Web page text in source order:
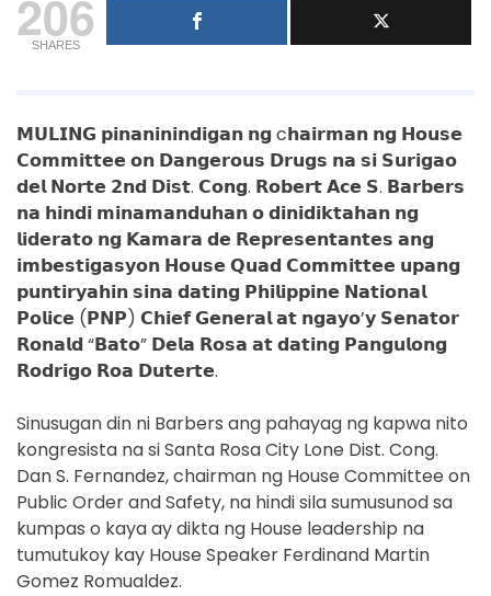
206
SHARES
𝗠𝗨𝗟𝗜𝗡𝗚 𝗽𝗶𝗻𝗮𝗻𝗶𝗻𝗶𝗻𝗱𝗶𝗴𝗮𝗻 𝗻𝗴 c𝗵𝗮𝗶𝗿𝗺𝗮𝗻 𝗻𝗴 𝗛𝗼𝘂𝘀𝗲
𝗖𝗼𝗺𝗺𝗶𝘁𝘁𝗲𝗲 𝗼𝗻 𝗗𝗮𝗻𝗴𝗲𝗿𝗼𝘂𝘀 𝗗𝗿𝘂𝗴𝘀 𝗻𝗮 𝘀𝗶 𝗦𝘂𝗿𝗶𝗴𝗮𝗼
𝗱𝗲𝗹 𝗡𝗼𝗿𝘁𝗲 𝟮𝗻𝗱 𝗗𝗶𝘀𝘁. 𝗖𝗼𝗻𝗴. 𝗥𝗼𝗯𝗲𝗿𝘁 𝗔𝗰𝗲 𝗦. 𝗕𝗮𝗿𝗯𝗲𝗿𝘀
𝗻𝗮 𝗵𝗶𝗻𝗱𝗶 𝗺𝗶𝗻𝗮𝗺𝗮𝗻𝗱𝘂𝗵𝗮𝗻 𝗼 𝗱𝗶𝗻𝗶𝗱𝗶𝗸𝘁𝗮𝗵𝗮𝗻 𝗻𝗴
𝗹𝗶𝗱𝗲𝗿𝗮𝘁𝗼 𝗻𝗴 𝗞𝗮𝗺𝗮𝗿𝗮 𝗱𝗲 𝗥𝗲𝗽𝗿𝗲𝘀𝗲𝗻𝘁𝗮𝗻𝘁𝗲𝘀 𝗮𝗻𝗴
𝗶𝗺𝗯𝗲𝘀𝘁𝗶𝗴𝗮𝘀𝘆𝗼𝗻 𝗛𝗼𝘂𝘀𝗲 𝗤𝘂𝗮𝗱 𝗖𝗼𝗺𝗺𝗶𝘁𝘁𝗲𝗲 𝘂𝗽𝗮𝗻𝗴
𝗽𝘂𝗻𝘁𝗶𝗿𝘆𝗮𝗵𝗶𝗻 𝘀𝗶𝗻𝗮 𝗱𝗮𝘁𝗶𝗻𝗴 𝗣𝗵𝗶𝗹𝗶𝗽𝗽𝗶𝗻𝗲 𝗡𝗮𝘁𝗶𝗼𝗻𝗮𝗹
𝗣𝗼𝗹𝗶𝗰𝗲 (𝗣𝗡𝗣) 𝗖𝗵𝗶𝗲𝗳 𝗚𝗲𝗻𝗲𝗿𝗮𝗹 𝗮𝘁 𝗻𝗴𝗮𝘆𝗼’𝘆 𝗦𝗲𝗻𝗮𝘁𝗼𝗿
𝗥𝗼𝗻𝗮𝗹𝗱 “𝗕𝗮𝘁𝗼” 𝗗𝗲𝗹𝗮 𝗥𝗼𝘀𝗮 𝗮𝘁 𝗱𝗮𝘁𝗶𝗻𝗴 𝗣𝗮𝗻𝗴𝘂𝗹𝗼𝗻𝗴
𝗥𝗼𝗱𝗿𝗶𝗴𝗼 𝗥𝗼𝗮 𝗗𝘂𝘁𝗲𝗿𝘁𝗲.
Sinusugan din ni Barbers ang pahayag ng kapwa nito
kongresista na si Santa Rosa City Lone Dist. Cong.
Dan S. Fernandez, chairman ng House Committee on
Public Order and Safety, na hindi sila sumusunod sa
kumpas o kaya ay dikta ng House leadership na
tumutukoy kay House Speaker Ferdinand Martin
Gomez Romualdez.